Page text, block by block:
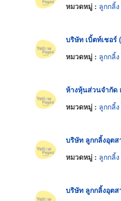
หมวดหมู่ : ลูกกลิ้
บริษัท เบิ้ตท์เชอร์
หมวดหมู่ : ลูกกลิ้
ห้างหุ้นส่วนจำกัด
หมวดหมู่ : ลูกกลิ้
บริษัท ลูกกลิ้งอุตส
หมวดหมู่ : ลูกกลิ้
บริษัท ลูกกลิ้งอุตส